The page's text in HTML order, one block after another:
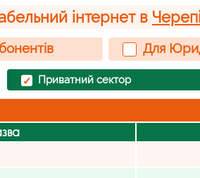
інтернет в
Для
✓ Приватний сектор